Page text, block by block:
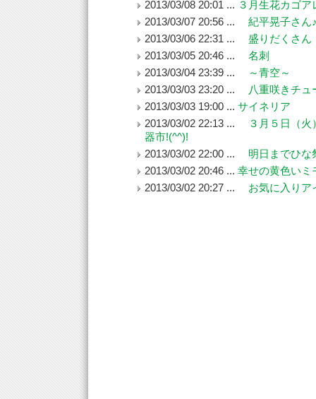
2013/03/08 20:01 ... ３月生花カゴア
2013/03/07 20:56 ...
紀平晃子さん
2013/03/06 22:31 ...
盛りだくさん
2013/03/05 20:46 ...
名刺
2013/03/04 23:39 ...
～青空～
2013/03/03 23:20 ...
八重咲きチュ
2013/03/03 19:00 ... サイネリア
2013/03/02 22:13 ...
３月５日（火
器市!(^^)!
2013/03/02 22:00 ...
明日までひな
2013/03/02 20:46 ... 幸せの黄色いミ
2013/03/02 20:27 ...
お気に入りア